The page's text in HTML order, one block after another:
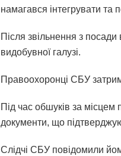
намагався інтегрувати та
Після звільнення з
видобувної галузі.
Правоохоронці СБУ
Під час обшуків за місцем
документи, що
Слідчі СБУ повідомили